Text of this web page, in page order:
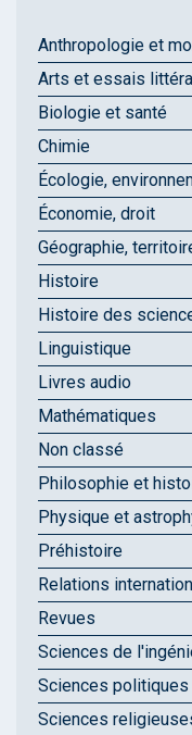
Anthropologie et
Arts et essais
Biologie et santé
Chimie
Écologie,
Économie, droit
Géographie,
Histoire
Histoire des
Linguistique
Livres audio
Mathématiques
Non classé
Philosophie et
Physique et
Préhistoire
Relations
Revues
Sciences de
Sciences
Sciences